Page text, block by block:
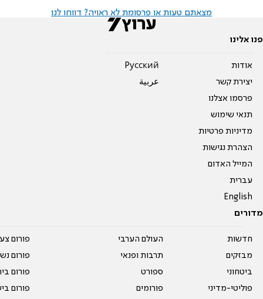
מצאתם טעות או פרסומת לא ראויה? דווחו לנו
פנו אלינו
אודות
יצירת קשר
פרסמו אצלנו
תנאי שימוש
מדיניות פרטיות
הצהרת נגישות
המייל האדום
עברית
English
Pусский
عربية
מדורים
חדשות
מבזקים
ביטחוני
פוליטי-מדיני
העולם הערבי
תרבות ופנאי
ספורט
פורומים
פורום
פורום
פורום
פורום